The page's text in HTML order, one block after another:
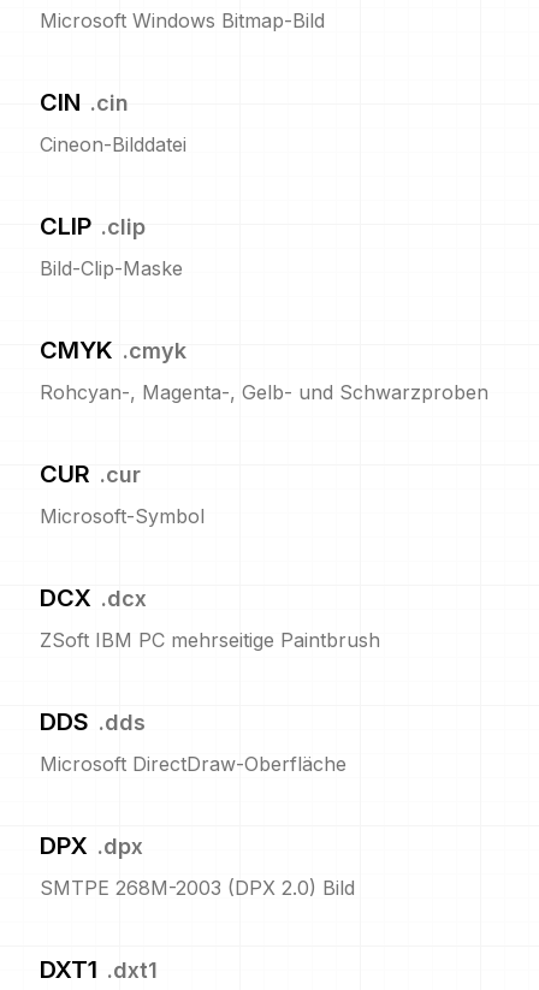
Microsoft Windows Bitmap-Bild
CIN .cin
Cineon-Bilddatei
CLIP .clip
Bild-Clip-Maske
CMYK .cmyk
Rohcyan-, Magenta-, Gelb- und Schwarzproben
CUR .cur
Microsoft-Symbol
DCX .dcx
ZSoft IBM PC mehrseitige Paintbrush
DDS .dds
Microsoft DirectDraw-Oberfläche
DPX .dpx
SMTPE 268M-2003 (DPX 2.0) Bild
DXT1 .dxt1